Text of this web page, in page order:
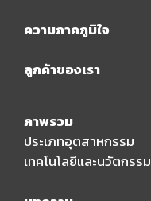
ความภาคภูมิใจ
ลูกค้าของเรา
ภาพรวม
ประเภทอุตสาหกรรม
เทคโนโลยีและนวัตกรรม